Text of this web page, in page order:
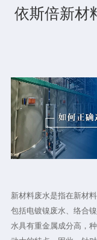
依斯倍新材
新材料废水是指在新材
包括电镀镍废水、络合
水具有重金属成分高，